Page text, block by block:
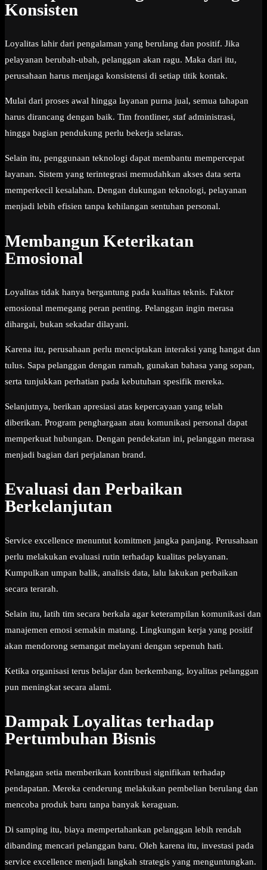
Konsisten
Loyalitas lahir dari pengalaman yang berulang dan positif. Jika
pelayanan berubah-ubah, pelanggan akan ragu. Maka dari itu,
perusahaan harus menjaga konsistensi di setiap titik kontak.
Mulai dari proses awal hingga layanan purna jual, semua tahapan
harus dirancang dengan baik. Tim frontliner, staf administrasi,
hingga bagian pendukung perlu bekerja selaras.
Selain itu, penggunaan teknologi dapat membantu mempercepat
layanan. Sistem yang terintegrasi memudahkan akses data serta
memperkecil kesalahan. Dengan dukungan teknologi, pelayanan
menjadi lebih efisien tanpa kehilangan sentuhan personal.
Membangun Keterikatan
Emosional
Loyalitas tidak hanya bergantung pada kualitas teknis. Faktor
emosional memegang peran penting. Pelanggan ingin merasa
dihargai, bukan sekadar dilayani.
Karena itu, perusahaan perlu menciptakan interaksi yang hangat dan
tulus. Sapa pelanggan dengan ramah, gunakan bahasa yang sopan,
serta tunjukkan perhatian pada kebutuhan spesifik mereka.
Selanjutnya, berikan apresiasi atas kepercayaan yang telah
diberikan. Program penghargaan atau komunikasi personal dapat
memperkuat hubungan. Dengan pendekatan ini, pelanggan merasa
menjadi bagian dari perjalanan brand.
Evaluasi dan Perbaikan
Berkelanjutan
Service excellence menuntut komitmen jangka panjang. Perusahaan
perlu melakukan evaluasi rutin terhadap kualitas pelayanan.
Kumpulkan umpan balik, analisis data, lalu lakukan perbaikan
secara terarah.
Selain itu, latih tim secara berkala agar keterampilan komunikasi dan
manajemen emosi semakin matang. Lingkungan kerja yang positif
akan mendorong semangat melayani dengan sepenuh hati.
Ketika organisasi terus belajar dan berkembang, loyalitas pelanggan
pun meningkat secara alami.
Dampak Loyalitas terhadap
Pertumbuhan Bisnis
Pelanggan setia memberikan kontribusi signifikan terhadap
pendapatan. Mereka cenderung melakukan pembelian berulang dan
mencoba produk baru tanpa banyak keraguan.
Di samping itu, biaya mempertahankan pelanggan lebih rendah
dibanding mencari pelanggan baru. Oleh karena itu, investasi pada
service excellence menjadi langkah strategis yang menguntungkan.